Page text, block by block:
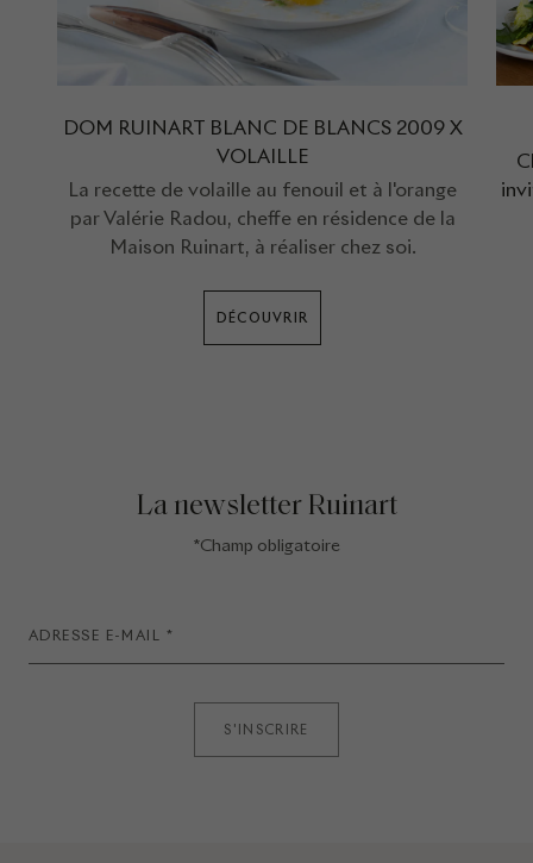
DOM RUINART BLANC DE BLANCS 2009 X
VOLAILLE
La recette de volaille au fenouil et à l'orange
par Valérie Radou, cheffe en résidence de la
Maison Ruinart, à réaliser chez soi.
DÉCOUVRIR
La newsletter Ruinart
*Champ obligatoire
S'INSCRIRE